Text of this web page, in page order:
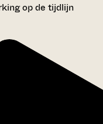
op de tijdlijn